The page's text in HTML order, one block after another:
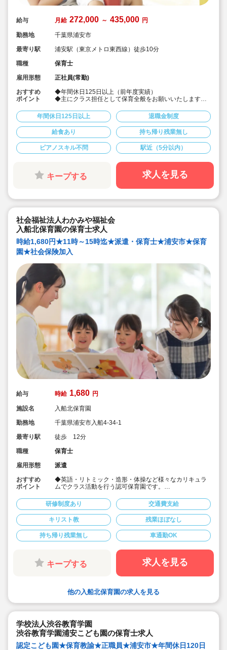
給与 月給 272,000 ～ 435,000 円
勤務地
千葉県浦安市
最寄り駅
浦安駅（東京メトロ東西線）徒歩10分
職種
保育士
雇用形態
正社員(常勤)
おすすめ
ポイント
◆年間休日125日以上（前年度実績）
◆主にクラス担任として保育全般をお願いいたします。
◆残業ほぼなし
◆有給は1時間単位で取得可能！
◆入社時有給3日付与
年間休日125日以上 退職金制度
給食あり 持ち帰り残業無し
ピアノスキル不問 駅近（5分以内）
キープする 求人を見る
社会福祉法人わかみや福祉会
入船北保育園の保育士求人
時給1,680円★11時～15時迄★派遣・保育士★浦安市★保育
園★社会保険加入
給与 時給 1,680 円
施設名
入船北保育園
勤務地
千葉県浦安市入船4-34-1
最寄り駅
徒歩 12分
職種
保育士
雇用形態
派遣
おすすめ
ポイント
◆英語・リトミック・造形・体操など様々なカリキュラ
ムでクラス活動を行う認可保育園です。
◆11時～15時迄（休憩なし・時間の前後相談可）
◆職員を休憩に出すためにお昼寝時間のサポートをして
くれる方
◆週5日勤務
◆社会保険加入
研修制度あり 交通費支給
キリスト教 残業ほぼなし
持ち帰り残業無し 車通勤OK
キープする 求人を見る
他の入船北保育園の求人を見る
学校法人渋谷教育学園
渋谷教育学園浦安こども園の保育士求人
認定こども園★保育教諭★正職員★浦安市★年間休日120日